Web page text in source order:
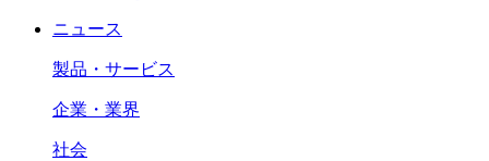
ニュース
製品・サービス
企業・業界
社会